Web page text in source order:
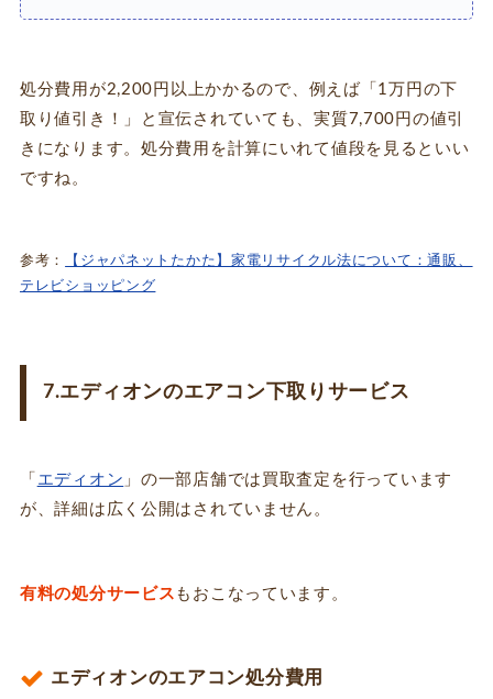
処分費用が2,200円以上かかるので、例えば「1万円の下
取り値引き！」と宣伝されていても、実質7,700円の値引
きになります。処分費用を計算にいれて値段を見るといい
ですね。
参考：
【ジャパネットたかた】家電リサイクル法について：通販、
テレビショッピング
7.エディオンのエアコン下取りサービス
「 エディオン 」の一部店舗では買取査定を行っています
が、詳細は広く公開はされていません。
有料の処分サービス もおこなっています。
エディオンのエアコン処分費用